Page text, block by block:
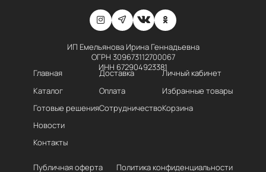
ИП Емельянова Ирина Геннадьевна
ОГРН 309673112700067
ИНН 672904923381
Главная
Каталог
Готовые решения
Новости
Контакты
Доставка
Оплата
Сотрудничество
Личный кабинет
Избранные товары
Корзина
Публичная оферта Политика конфиденциальности